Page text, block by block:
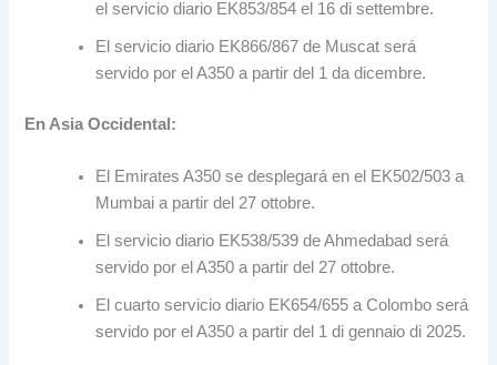
el servicio diario EK853/854 el 16 di settembre.
El servicio diario EK866/867 de Muscat será
servido por el A350 a partir del 1 da dicembre.
En Asia Occidental:
El Emirates A350 se desplegará en el EK502/503 a
Mumbai a partir del 27 ottobre.
El servicio diario EK538/539 de Ahmedabad será
servido por el A350 a partir del 27 ottobre.
El cuarto servicio diario EK654/655 a Colombo será
servido por el A350 a partir del 1 di gennaio di 2025.